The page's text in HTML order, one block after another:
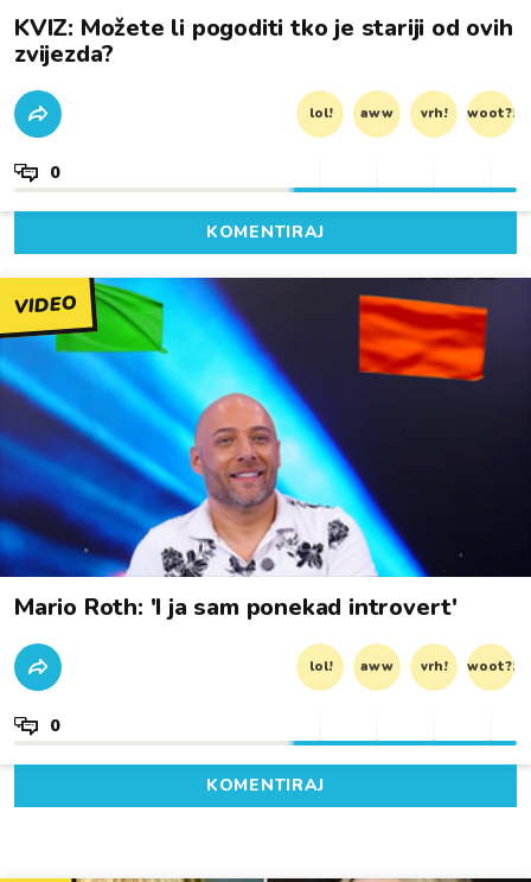
KVIZ: Možete li pogoditi tko je stariji od ovih
zvijezda?
lol! aww vrh! woot?!
0
KOMENTIRAJ
VIDEO
Mario Roth: 'I ja sam ponekad introvert'
lol! aww vrh! woot?!
0
KOMENTIRAJ